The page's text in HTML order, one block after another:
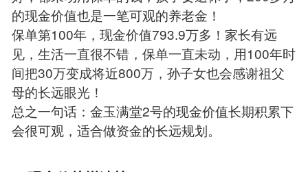
的现金价值也是一笔可观的养老金！
保单第100年，现金价值793.9万多！家长有远
见，生活一直很不错，保单一直未动，用100年时
间把30万变成将近800万，孙子女也会感谢祖父
母的长远眼光！
总之一句话：金玉满堂2号的现金价值长期积累下
会很可观，适合做资金的长远规划。